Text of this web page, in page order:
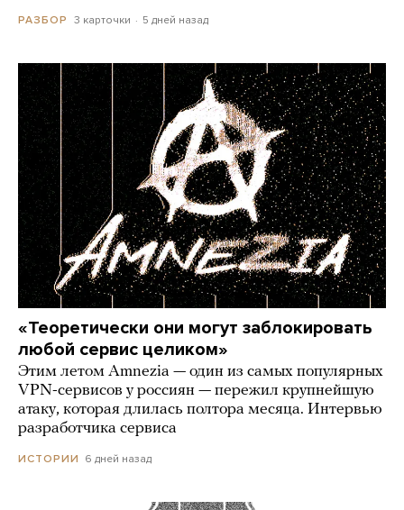
РАЗБОР 3 карточки 5 дней назад
«Теоретически они могут заблокировать
любой сервис целиком»
Этим летом Amnezia — один из самых популярных
VPN-сервисов у россиян — пережил крупнейшую
атаку, которая длилась полтора месяца. Интервью
разработчика сервиса
ИСТОРИИ 6 дней назад